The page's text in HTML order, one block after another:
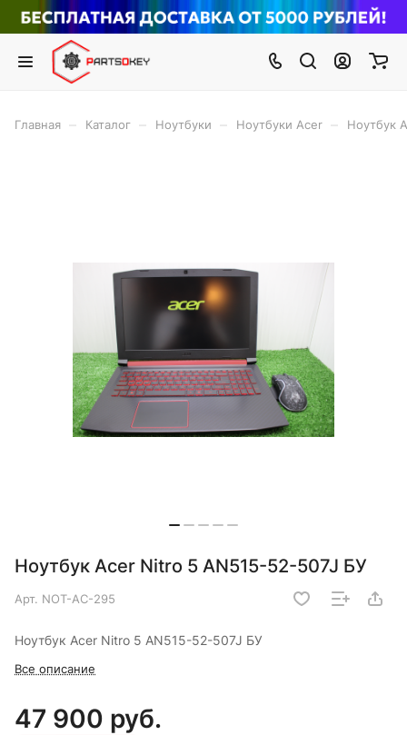
Главная Каталог Ноутбуки Ноутбуки Acer Ноутбук
Ноутбук Acer Nitro 5 AN515-52-507J БУ
Арт. NOT-AC-295
Ноутбук Acer Nitro 5 AN515-52-507J БУ
Все описание
47 900 руб.